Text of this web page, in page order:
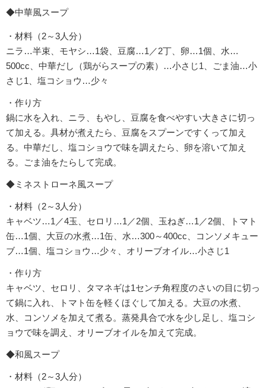
◆中華風スープ
・材料（2～3人分）
ニラ…半束、モヤシ…1袋、豆腐…1／2丁、卵…1個、水…
500cc、中華だし（鶏がらスープの素）…小さじ1、ごま油…小
さじ1、塩コショウ…少々
・作り方
鍋に水を入れ、ニラ、もやし、豆腐を食べやすい大きさに切っ
て加える。具材が煮えたら、豆腐をスプーンですくって加え
る。中華だし、塩コショウで味を調えたら、卵を溶いて加え
る。ごま油をたらして完成。
◆ミネストローネ風スープ
・材料（2～3人分）
キャベツ…1／4玉、セロリ…1／2個、玉ねぎ…1／2個、トマト
缶…1個、大豆の水煮…1缶、水…300～400cc、コンソメキュー
ブ…1個、塩コショウ…少々、オリーブオイル…小さじ1
・作り方
キャベツ、セロリ、タマネギは1センチ角程度のさいの目に切っ
て鍋に入れ、トマト缶を軽くほぐして加える。大豆の水煮、
水、コンソメを加えて煮る。蒸発具合で水を少し足し、塩コシ
ョウで味を調え、オリーブオイルを加えて完成。
◆和風スープ
・材料（2～3人分）